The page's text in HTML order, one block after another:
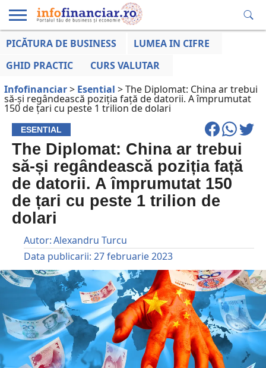
EDUCAȚIE
LA ZI
AFACERILOR
PICĂTURA DE BUSINESS
LUMEA IN CIFRE
GHID PRACTIC
CURS VALUTAR
Infofinanciar> Esential >The Diplomat: China ar trebui
să-și regândească poziția față de datorii. A împrumutat
150 de țari cu peste 1 trilion de dolari
ESENTIAL
The Diplomat: China ar trebui
să-și regândească poziția față
de datorii. A împrumutat 150
de țari cu peste 1 trilion de
dolari
Autor:Alexandru Turcu
Data publicarii: 27 februarie 2023